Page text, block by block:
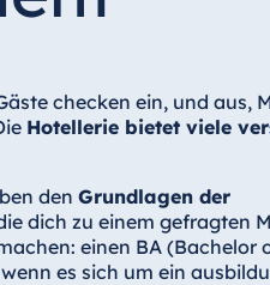
checken ein, und aus,
Hotellerie bietet viele
den Grundlagen der
dich zu einem gefragten
einen BA (Bachelor
es sich um ein